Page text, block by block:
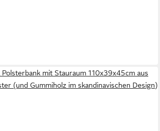
Polsterbank mit Stauraum 110x39x45cm aus
(und Gummiholz im skandinavischen Design)